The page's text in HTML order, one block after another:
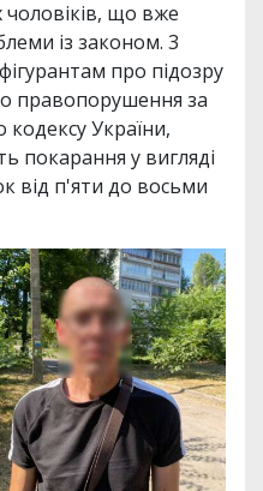
чоловіків, що вже
із законом. 3
про підозру
правопорушення за
кодексу України,
покарання у вигляді
від п'яти до восьми